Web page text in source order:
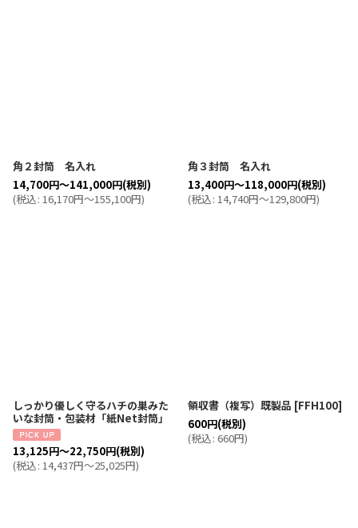
角２封筒 名入れ
14,700円～141,000円(税別)
(税込: 16,170円～155,100円)
角３封筒 名入れ
13,400円～118,000円(税別)
(税込: 14,740円～129,800円)
しっかり優しく守るハチの巣みた
いな封筒・包装材「紙Net封筒」
13,125円～22,750円(税別)
(税込: 14,437円～25,025円)
領収書（複写）既製品 [FFH100]
600円(税別)
(税込: 660円)